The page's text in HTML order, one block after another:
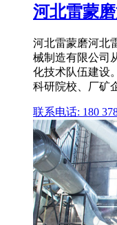
河北雷蒙
河北雷蒙磨河北
械制造有限公司
化技术队伍建设
科研院校、厂矿
联系电话: 180